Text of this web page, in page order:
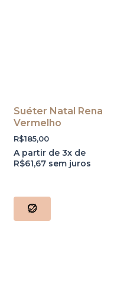
Suéter Natal Rena
Vermelho
R$185,00
A partir de 3x de
R$61,67 sem juros